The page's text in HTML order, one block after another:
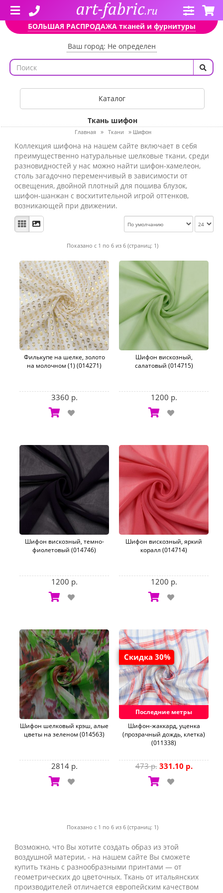
БОЛЬШАЯ РАСПРОДАЖА тканей и фурнитуры
Ваш город: Не определен
Каталог
Ткань шифон
Главная » Ткани » Шифон
Коллекция шифона на нашем сайте включает в себя
преимущественно натуральные шелковые ткани, среди
разновидностей у нас можно найти шифон-хамелеон,
столь загадочно переменчивый в зависимости от
освещения, двойной плотный для пошива блузок,
шифон-шанжан с восхитительной игрой оттенков,
возникающей при движении.
Показано с 1 по 6 из 6 (страниц: 1)
Филькупе на шелке, золото
на молочном (1) (014271)
3360 р.
Шифон вискозный,
салатовый (014715)
1200 р.
Шифон вискозный, темно-
фиолетовый (014746)
1200 р.
Шифон вискозный, яркий
коралл (014714)
1200 р.
Шифон шелковый крэш, алые
цветы на зеленом (014563)
2814 р.
Скидка 30%
Последние метры
Шифон-жаккард, уценка
(прозрачный дождь, клетка)
(011338)
473 р. 331.10 р.
Показано с 1 по 6 из 6 (страниц: 1)
Возможно, что Вы хотите создать образ из этой
воздушной материи, - на нашем сайте Вы сможете
купить ткань с разнообразными принтами — от
геометрических до цветочных. Ткань от итальянских
производителей отличается европейским качеством